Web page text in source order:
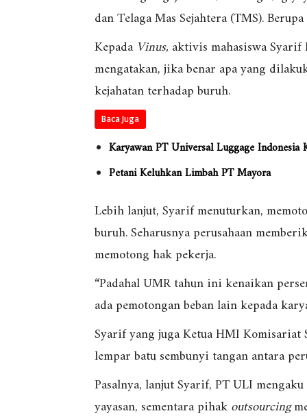
dan Telaga Mas Sejahtera (TMS).
Kepada Vinus, aktivis mahasiswa
mengatakan, jika benar apa yang
kejahatan terhadap buruh.
Baca Juga
Karyawan PT Universal Luggage
Petani Keluhkan Limbah PT Mayora
Lebih lanjut, Syarif menuturkan,
buruh. Seharusnya perusahaan
memotong hak pekerja.
“Padahal UMR tahun ini kenaikan
ada pemotongan beban lain kepada
Syarif yang juga Ketua HMI
lempar batu sembunyi tangan antara
Pasalnya, lanjut Syarif, PT ULI
yayasan, sementara pihakoutsourcing